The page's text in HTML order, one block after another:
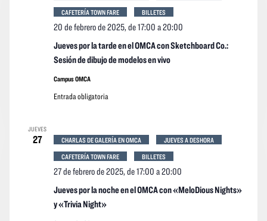
Jueves por la tarde en el OMCA con Sketchboard Co.:
Sesión de dibujo de modelos en vivo
20 de febrero de 2025, de 17:00 a20:00
CAFETERÍA TOWN FARE
BILLETES
Campus OMCA
Entrada obligatoria
JUEVES
27
Jueves por la noche en el OMCA con «MeloDious Nights»
y «Trivia Night»
27 de febrero de 2025, de 17:00 a20:00
CHARLAS DE GALERÍA EN OMCA
JUEVES A DESHORA
CAFETERÍA TOWN FARE
BILLETES